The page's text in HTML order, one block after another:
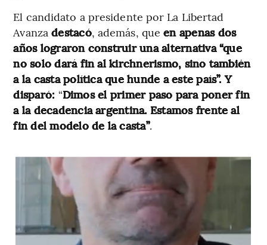
El candidato a presidente por La Libertad
Avanzadestacó, además, queen apenas dos
años lograron construir una alternativa “que
no solo dará fin al kirchnerismo, sino también
a la casta política que hunde a este país”. Y
disparó: “Dimos el primer paso para poner fin
a la decadencia argentina. Estamos frente al
fin del modelo de la casta”.